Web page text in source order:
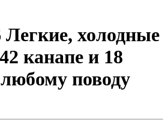
холодные
канапе и 18
поводу